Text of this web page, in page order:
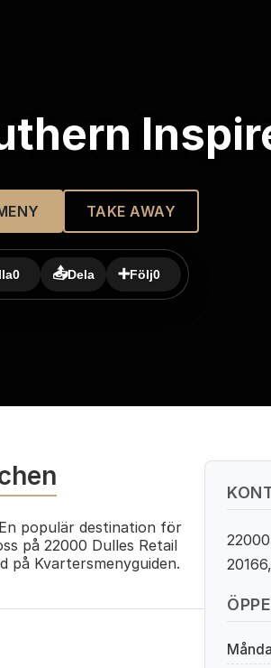
TAKE AWAY
0 📤Dela ➕Följ0
populär destination för
på 22000 Dulles Retail
på Kvartersmenyguiden.